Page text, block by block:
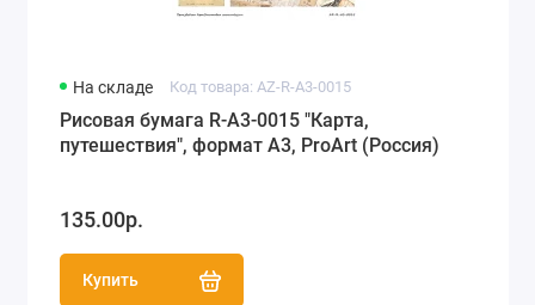
На складе Код товара: AZ-R-A3-0015
Рисовая бумага R-A3-0015 "Карта,
путешествия", формат А3, ProArt (Россия)
135.00р.
Купить